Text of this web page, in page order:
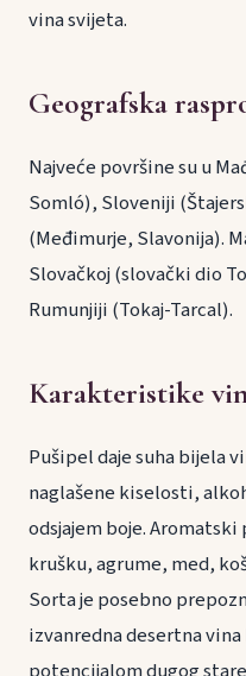
vina svijeta.
Geografska
Najveće površine su u
Somló), Sloveniji
(Međimurje, Slavonija).
Slovačkoj (slovački dio
Rumunjiji (Tokaj-Tarcal).
Karakteristike
Pušipel daje suha bijela
naglašene kiselosti,
odsjajem boje.
krušku, agrume, med,
Sorta je posebno
izvanredna desertna